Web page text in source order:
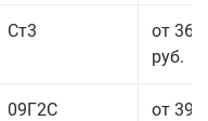
Ст3
от 36
руб.
09Г2С
от 39